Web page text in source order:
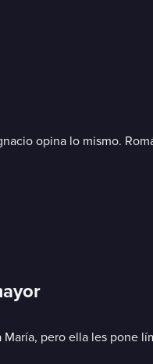
opina lo mismo.
pero ella les pone